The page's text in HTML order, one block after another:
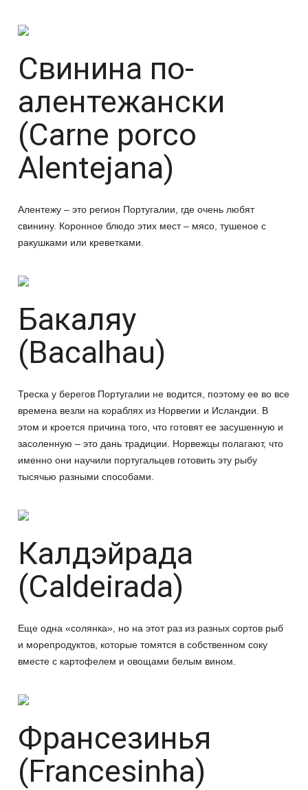
Свинина по-
алентежански
(Carne porco
Alentejana)
Алентежу – это регион Португалии, где очень любят
свинину. Коронное блюдо этих мест – мясо, тушеное с
ракушками или креветками.
Бакаляу
(Bacalhau)
Треска у берегов Португалии не водится, поэтому ее во все
времена везли на кораблях из Норвегии и Исландии. В
этом и кроется причина того, что готовят ее засушенную и
засоленную – это дань традиции. Норвежцы полагают, что
именно они научили португальцев готовить эту рыбу
тысячью разными способами.
Калдэйрада
(Caldeirada)
Еще одна «солянка», но на этот раз из разных сортов рыб
и морепродуктов, которые томятся в собственном соку
вместе с картофелем и овощами белым вином.
Франсезинья
(Francesinha)